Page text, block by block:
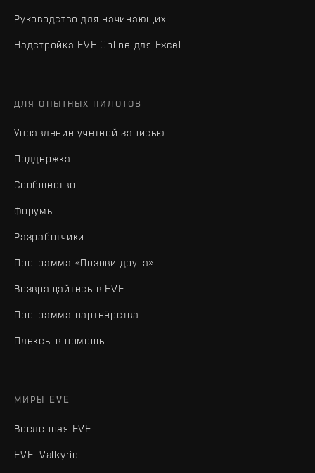
Руководство для начинающих
Надстройка EVE Online для Excel
ДЛЯ ОПЫТНЫХ ПИЛОТОВ
Управление учетной записью
Поддержка
Сообщество
Форумы
Разработчики
Программа «Позови друга»
Возвращайтесь в EVE
Программа партнёрства
Плексы в помощь
МИРЫ EVE
Вселенная EVE
EVE: Valkyrie